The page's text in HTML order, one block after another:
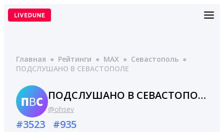
Перейти
Главная ● Рейтинги ● MAX ● Севастополь ●
ПОДСЛУШАНО В СЕВАСТОПОЛЕ
ПОДСЛУШАНО В СЕВАСТОПОЛЕ
@ohsev
#3523 #935